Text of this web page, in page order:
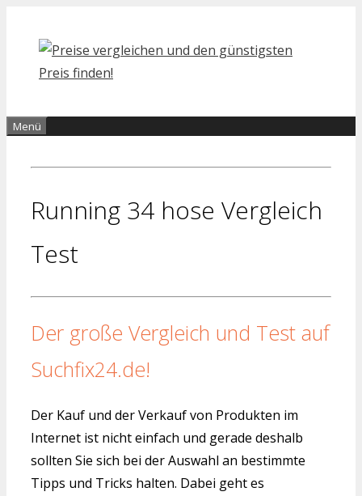
Inhalt
springen
Menü
Running 34 hose Vergleich
Test
Der große Vergleich und Test auf
Suchfix24.de!
Der Kauf und der Verkauf von Produkten im
Internet ist nicht einfach und gerade deshalb
sollten Sie sich bei der Auswahl an bestimmte
Tipps und Tricks halten. Dabei geht es